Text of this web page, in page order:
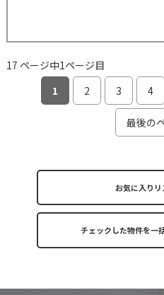
17 ページ中1ページ目
1
2 3 4
最後の
お気に入り